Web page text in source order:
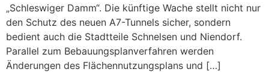
„Schleswiger Damm“. Die künftige Wache stellt nicht nur
den Schutz des neuen A7-Tunnels sicher, sondern
bedient auch die Stadtteile Schnelsen und Niendorf.
Parallel zum Bebauungsplanverfahren werden
Änderungen des Flächennutzungsplans und […]